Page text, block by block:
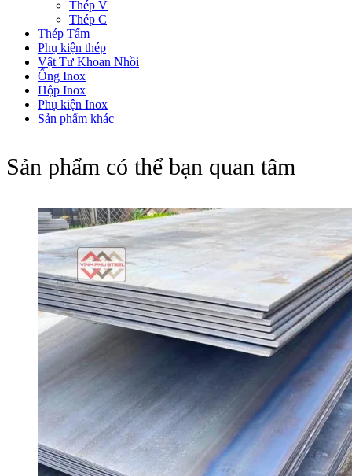
Thép V
Thép C
Thép Tấm
Phụ kiện thép
Vật Tư Khoan Nhồi
Ống Inox
Hộp Inox
Phụ kiện Inox
Sản phẩm khác
Sản phẩm có thể bạn quan tâm